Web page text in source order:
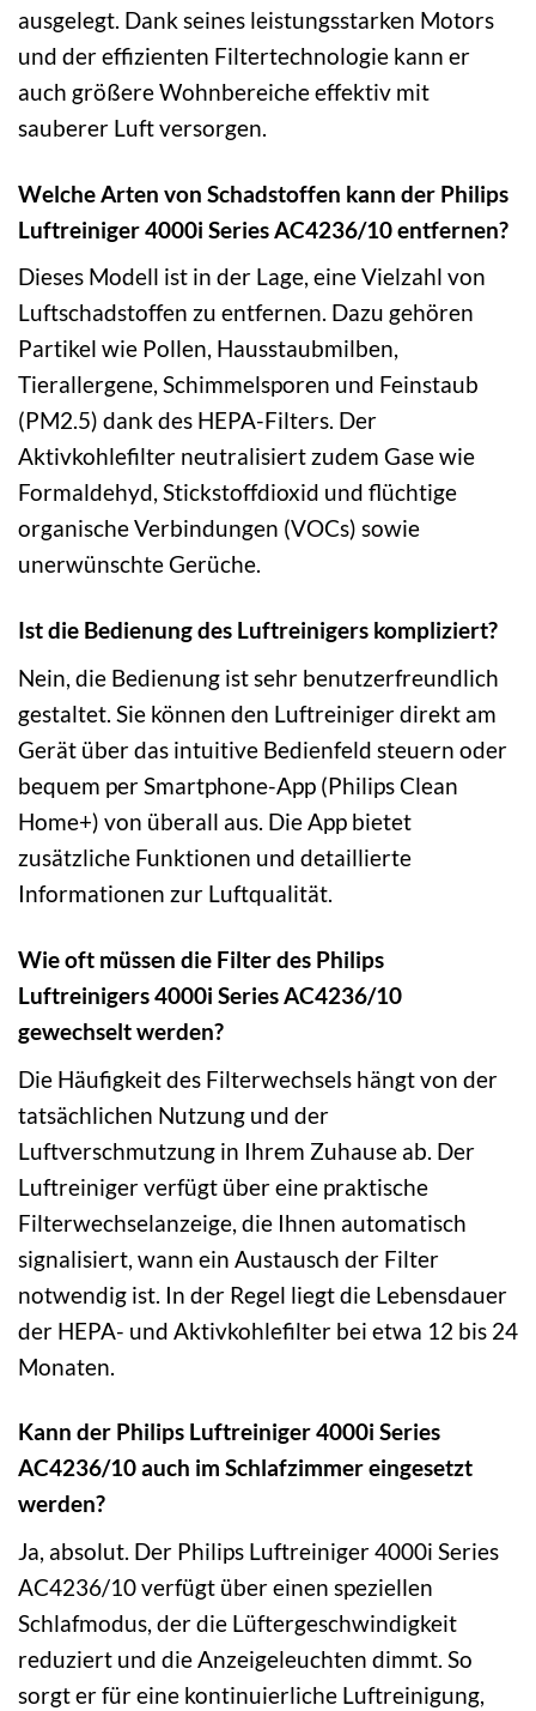
ausgelegt. Dank seines leistungsstarken Motors
und der effizienten Filtertechnologie kann er
auch größere Wohnbereiche effektiv mit
sauberer Luft versorgen.
Welche Arten von Schadstoffen kann der Philips
Luftreiniger 4000i Series AC4236/10 entfernen?
Dieses Modell ist in der Lage, eine Vielzahl von
Luftschadstoffen zu entfernen. Dazu gehören
Partikel wie Pollen, Hausstaubmilben,
Tierallergene, Schimmelsporen und Feinstaub
(PM2.5) dank des HEPA-Filters. Der
Aktivkohlefilter neutralisiert zudem Gase wie
Formaldehyd, Stickstoffdioxid und flüchtige
organische Verbindungen (VOCs) sowie
unerwünschte Gerüche.
Ist die Bedienung des Luftreinigers kompliziert?
Nein, die Bedienung ist sehr benutzerfreundlich
gestaltet. Sie können den Luftreiniger direkt am
Gerät über das intuitive Bedienfeld steuern oder
bequem per Smartphone-App (Philips Clean
Home+) von überall aus. Die App bietet
zusätzliche Funktionen und detaillierte
Informationen zur Luftqualität.
Wie oft müssen die Filter des Philips
Luftreinigers 4000i Series AC4236/10
gewechselt werden?
Die Häufigkeit des Filterwechsels hängt von der
tatsächlichen Nutzung und der
Luftverschmutzung in Ihrem Zuhause ab. Der
Luftreiniger verfügt über eine praktische
Filterwechselanzeige, die Ihnen automatisch
signalisiert, wann ein Austausch der Filter
notwendig ist. In der Regel liegt die Lebensdauer
der HEPA- und Aktivkohlefilter bei etwa 12 bis 24
Monaten.
Kann der Philips Luftreiniger 4000i Series
AC4236/10 auch im Schlafzimmer eingesetzt
werden?
Ja, absolut. Der Philips Luftreiniger 4000i Series
AC4236/10 verfügt über einen speziellen
Schlafmodus, der die Lüftergeschwindigkeit
reduziert und die Anzeigeleuchten dimmt. So
sorgt er für eine kontinuierliche Luftreinigung,